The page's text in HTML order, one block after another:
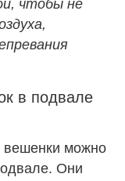
чтобы не
в подвале
вешенки можно
Они